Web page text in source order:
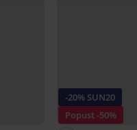
-20% SUN20
Popust -50%